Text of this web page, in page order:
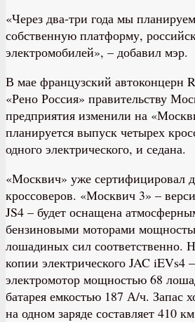
«Через два-три года мы
собственную платформу,
электромобилей», – добавил мэр.
В мае французский автоконцерн
«Рено Россия» правительству
предприятия изменили на
планируется выпуск четырех
одного электрического, и седана.
«Москвич» уже сертифицировал
кроссоверов. «Москвич 3» –
JS4 – будет оснащена
бензиновыми моторами
лошадиных сил соответственно.
копии электрического JAC iEVs4
электромотор мощностью 68
батарея емкостью 187 А/ч. Запас
на одном заряде составляет 410